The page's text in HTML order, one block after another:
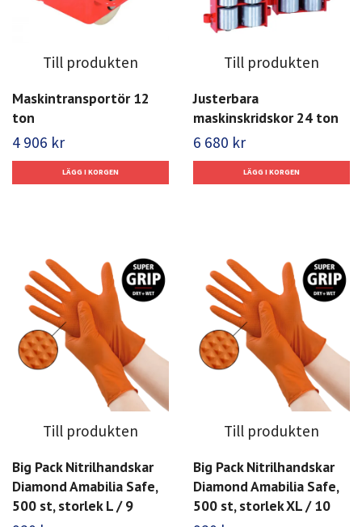
Till produkten
Maskintransportör 12
ton
4 906 kr
Till produkten
Justerbara
maskinskridskor 24 ton
6 680 kr
Till produkten
Big Pack Nitrilhandskar
Diamond Amabilia Safe,
500 st, storlek L / 9
Till produkten
Big Pack Nitrilhandskar
Diamond Amabilia Safe,
500 st, storlek XL / 10